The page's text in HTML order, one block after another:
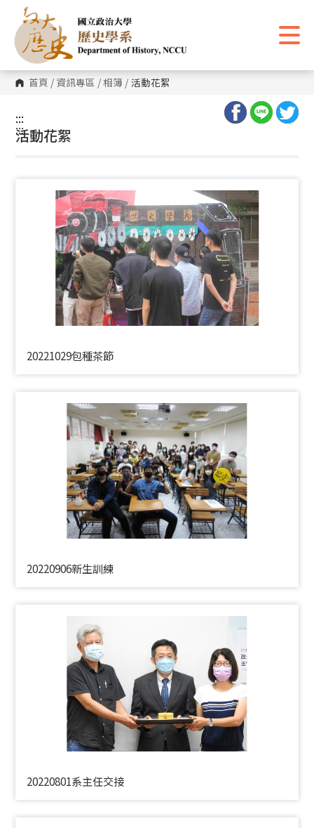
主
要
內
區
塊 首頁 / 資訊專區 /相簿 / 活動花絮
:::
:::
活動花絮
20221029包種茶節
20220906新生訓練
20220801系主任交接